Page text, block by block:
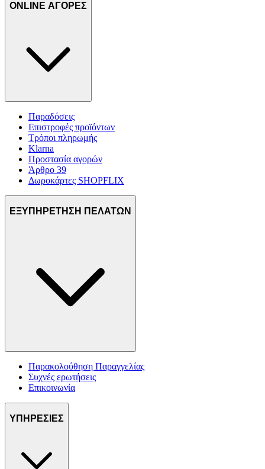
ONLINE ΑΓΟΡΕΣ
Παραδόσεις
Επιστροφές προϊόντων
Τρόποι πληρωμής
Klarna
Προστασία αγορών
Άρθρο 39
Δωροκάρτες SHOPFLIX
ΕΞΥΠΗΡΕΤΗΣΗ ΠΕΛΑΤΩΝ
Παρακολούθηση Παραγγελίας
Συχνές ερωτήσεις
Επικοινωνία
ΥΠΗΡΕΣΙΕΣ